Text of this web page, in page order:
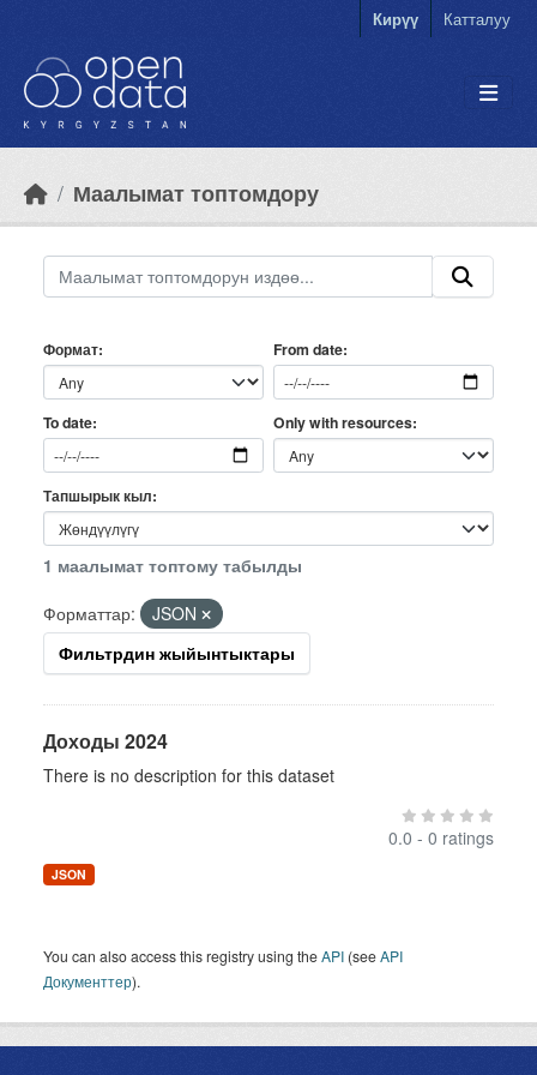
Кирүү Катталуу
Маалымат топтомдору
Формат From date
To date Only with resources
Тапшырык кыл
1 маалымат топтому табылды
Форматтар:
JSON
Фильтрдин жыйынтыктары
Доходы 2024
There is no description for this dataset
0.0 - 0 ratings
JSON
You can also access this registry using theAPI (seeAPI
Документтер).